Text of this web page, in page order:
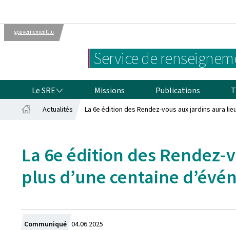
gouvernement.lu
Service de
Le SRE Missions Publications
Actualités La 6e édition des Rendez-vous aux jardins aura
La 6e édition des
plus d’une centaine
Communiqué Crée
04.06.2025